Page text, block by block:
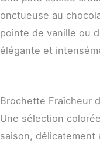
onctueuse au
pointe de vanille ou
élégante et
Brochette Fraîcheur
Une sélection
saison, délicatement